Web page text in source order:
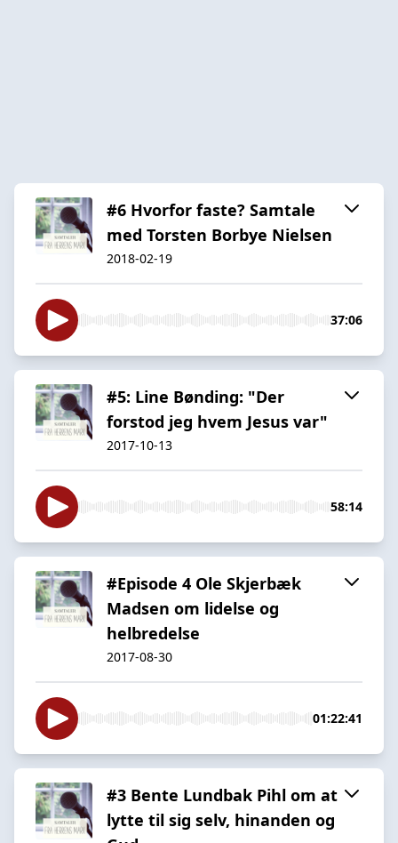
#6 Hvorfor faste? Samtale
med Torsten Borbye Nielsen
2018-02-19
37:06
#5: Line Bønding: "Der
forstod jeg hvem Jesus var"
2017-10-13
58:14
#Episode 4 Ole Skjerbæk
Madsen om lidelse og
helbredelse
2017-08-30
01:22:41
#3 Bente Lundbak Pihl om at
lytte til sig selv, hinanden og